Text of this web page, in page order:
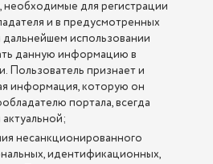
для регистрации
и в предусмотренных
дальнейшем использовании
данную информацию в
Пользователь признает и
информация, которую он
портала, всегда
несанкционированного
идентификационных,